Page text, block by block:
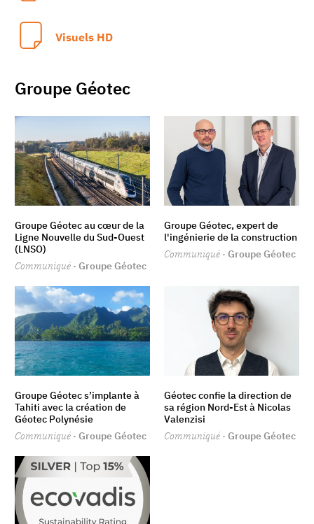
Visuels HD
Groupe Géotec
Groupe Géotec au cœur de la
Ligne Nouvelle du Sud-Ouest
(LNSO)
Communiqué · Groupe Géotec
Groupe Géotec, expert de
l'ingénierie de la construction
Communiqué · Groupe Géotec
Groupe Géotec s’implante à
Tahiti avec la création de
Géotec Polynésie
Communiqué · Groupe Géotec
Géotec confie la direction de
sa région Nord-Est à Nicolas
Valenzisi
Communiqué · Groupe Géotec